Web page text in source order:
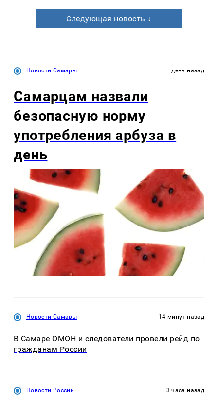
Следующая новость ↓
Новости Самары день назад
Самарцам назвали
безопасную норму
употребления арбуза в
день
Новости Самары 14 минут назад
В Самаре ОМОН и следователи провели рейд по
гражданам России
Новости России 3 часа назад